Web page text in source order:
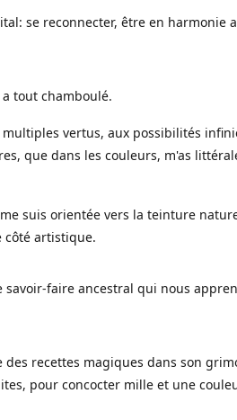
se reconnecter, être en harmonie
tout chamboulé.
vertus, aux possibilités
que dans les couleurs, m'as
suis orientée vers la teinture
côté artistique.
savoir-faire ancestral qui nous
recettes magiques dans son
pour concocter mille et une